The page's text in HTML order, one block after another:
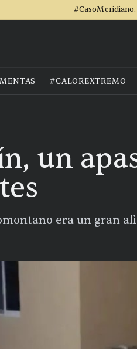
#CALOREXTREMO
un
era un gran